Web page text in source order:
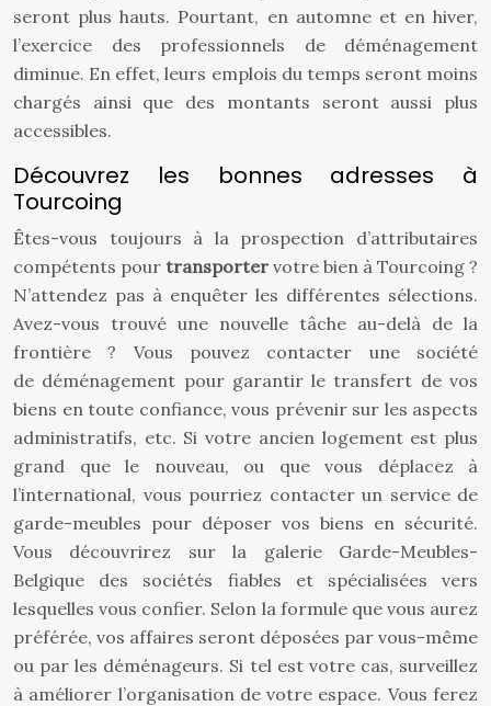
seront plus hauts. Pourtant, en automne et en hiver,
l’exercice des professionnels de déménagement
diminue. En effet, leurs emplois du temps seront moins
chargés ainsi que des montants seront aussi plus
accessibles.
Découvrez les bonnes adresses à
Tourcoing
Êtes-vous toujours à la prospection d’attributaires
compétents pour transporter votre bien à Tourcoing ?
N’attendez pas à enquêter les différentes sélections.
Avez-vous trouvé une nouvelle tâche au-delà de la
frontière ? Vous pouvez contacter une société
de déménagement pour garantir le transfert de vos
biens en toute confiance, vous prévenir sur les aspects
administratifs, etc. Si votre ancien logement est plus
grand que le nouveau, ou que vous déplacez à
l’international, vous pourriez contacter un service de
garde-meubles pour déposer vos biens en sécurité.
Vous découvrirez sur la galerie Garde-Meubles-
Belgique des sociétés fiables et spécialisées vers
lesquelles vous confier. Selon la formule que vous aurez
préférée, vos affaires seront déposées par vous-même
ou par les déménageurs. Si tel est votre cas, surveillez
à améliorer l’organisation de votre espace. Vous ferez